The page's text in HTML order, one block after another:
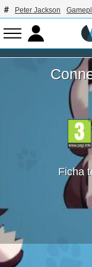
Peter Jackson
Ficha